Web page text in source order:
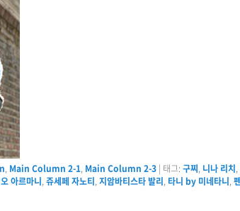
, Main Column 2-1, Main Column 2-3 | 태그: 구찌, 니나 리치,
아르마니,쥬세페 자노티,지암바티스타 발리, 타니 by 미네타니,